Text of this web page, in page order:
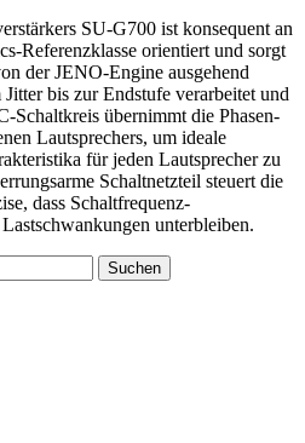
SU-G700 ist konsequent an
Referenzklasse orientiert und sorgt
der JENO-Engine ausgehend
bis zur Endstufe verarbeitet und
Schaltkreis übernimmt die Phasen-
Lautsprechers, um ideale
für jeden Lautsprecher zu
Schaltnetzteil steuert die
dass Schaltfrequenz-
unterbleiben.